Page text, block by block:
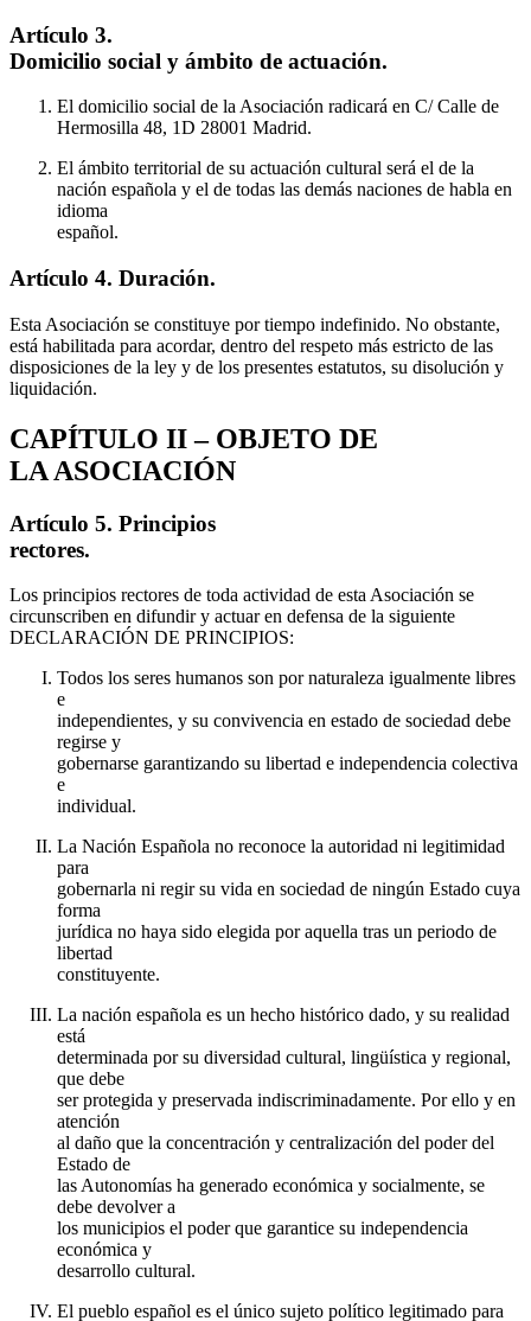
Artículo 3.
Domicilio social y ámbito de actuación.
El domicilio social de la Asociación radicará en C/ Calle de
Hermosilla 48, 1D 28001 Madrid.
El ámbito territorial de su actuación cultural será el de la
nación española y el de todas las demás naciones de habla en
idioma
español.
Artículo 4. Duración.
Esta Asociación se constituye por tiempo indefinido. No obstante,
está habilitada para acordar, dentro del respeto más estricto de las
disposiciones de la ley y de los presentes estatutos, su disolución y
liquidación.
CAPÍTULO II – OBJETO DE
LA ASOCIACIÓN
Artículo 5. Principios
rectores.
Los principios rectores de toda actividad de esta Asociación se
circunscriben en difundir y actuar en defensa de la siguiente
DECLARACIÓN DE PRINCIPIOS:
Todos los seres humanos son por naturaleza igualmente libres
e
independientes, y su convivencia en estado de sociedad debe
regirse y
gobernarse garantizando su libertad e independencia colectiva
e
individual.
La Nación Española no reconoce la autoridad ni legitimidad
para
gobernarla ni regir su vida en sociedad de ningún Estado cuya
forma
jurídica no haya sido elegida por aquella tras un periodo de
libertad
constituyente.
La nación española es un hecho histórico dado, y su realidad
está
determinada por su diversidad cultural, lingüística y regional,
que debe
ser protegida y preservada indiscriminadamente. Por ello y en
atención
al daño que la concentración y centralización del poder del
Estado de
las Autonomías ha generado económica y socialmente, se
debe devolver a
los municipios el poder que garantice su independencia
económica y
desarrollo cultural.
El pueblo español es el único sujeto político legitimado para